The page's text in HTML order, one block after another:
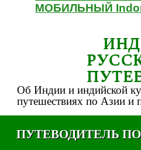
МОБИЛЬНЫЙ
Об Индии и индийской
путешествиях по Азии и
ПУТЕВОДИТЕЛЬ